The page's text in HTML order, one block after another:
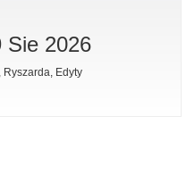
Sie 2026
Ryszarda, Edyty